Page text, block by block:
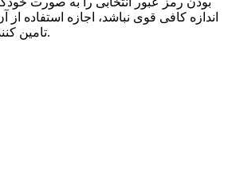
اندازه کافی قوی نباشد، اجازه استفاده از
تامین کننده امنیت وردپرس است.